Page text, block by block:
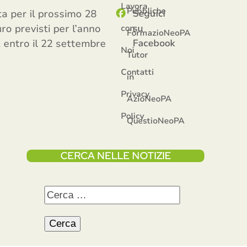
per il prossimo 28
previsti per l’anno
entro il 22 settembre
CERCA NELLE NOTIZIE
Seguici
su
Facebook
Lavora
con
Noi
Contatti
Privacy
Policy
Pubbliche
FormazioNeoPA
Tutor
in
AzioNeoPA
QuestioNeoPA